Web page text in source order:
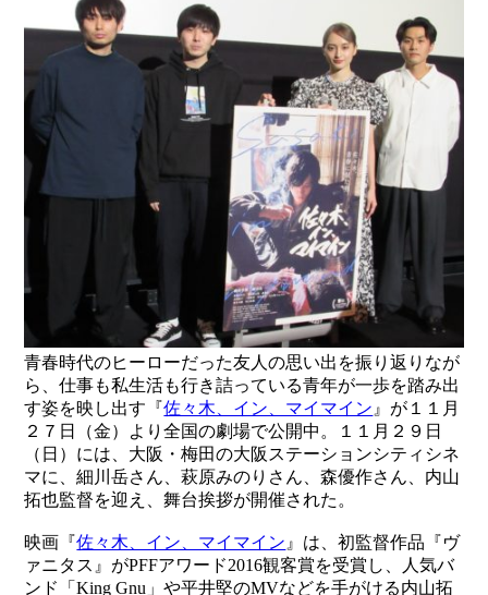
青春時代のヒーローだった友人の思い出を振り返りなが
ら、仕事も私生活も行き詰っている青年が一歩を踏み出
す姿を映し出す『佐々木、イン、マイマイン 』が１１月
２７日（金）より全国の劇場で公開中。１１月２９日
（日）には、大阪・梅田の大阪ステーションシティシネ
マに、細川岳さん、萩原みのりさん、森優作さん、内山
拓也監督を迎え、舞台挨拶が開催された。
映画『佐々木、イン、マイマイン 』は、初監督作品『ヴ
ァニタス』がPFFアワード2016観客賞を受賞し、人気バ
ンド「King Gnu」や平井堅のMVなどを手がける内山拓